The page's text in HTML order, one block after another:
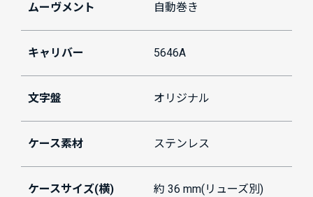
ムーヴメント 自動巻き
キャリバー 5646A
文字盤 オリジナル
ケース素材 ステンレス
ケースサイズ(横) 約 36 mm(リューズ別)